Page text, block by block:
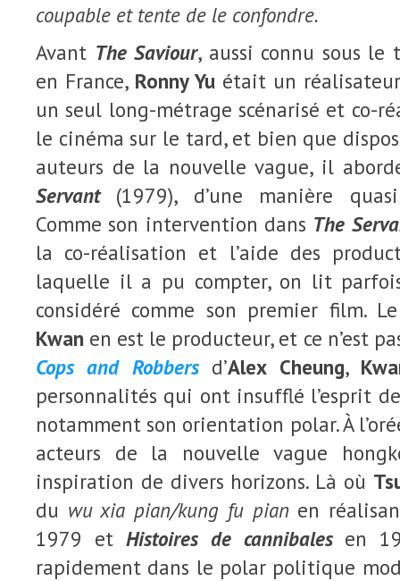
coupable et tente de le confondre.
Avant The Saviour, aussi connu sous
en France, Ronny Yu était un
un seul long-métrage scénarisé et co-
le cinéma sur le tard, et bien que
auteurs de la nouvelle vague, il
Servant(1979), d’une manière quasi
Comme son intervention dans The
la co-réalisation et l’aide des
laquelle il a pu compter, on lit
considéré comme son premier film.
Kwan en est le producteur, et ce n’est
Cops and Robbersd’Alex Cheung,
personnalités qui ont insufflé l’esprit
notamment son orientation polar. À
acteurs de la nouvelle vague
inspiration de divers horizons. Là où
du wu xia pian/kung fu pianen
1979 et Histoires de cannibales en
rapidement dans le polar politique